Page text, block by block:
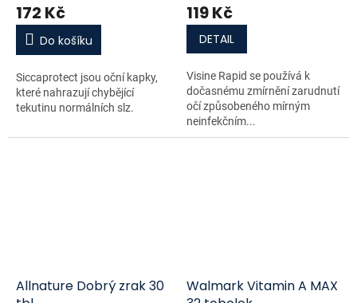
172 Kč
Do košíku
Siccaprotect jsou oční kapky,
které nahrazují chybějící
tekutinu normálních slz.
119 Kč
DETAIL
Visine Rapid se používá k
dočasnému zmírnění zarudnutí
očí způsobeného mírným
neinfekčním...
Allnature Dobrý zrak 30
Walmark Vitamin A MAX